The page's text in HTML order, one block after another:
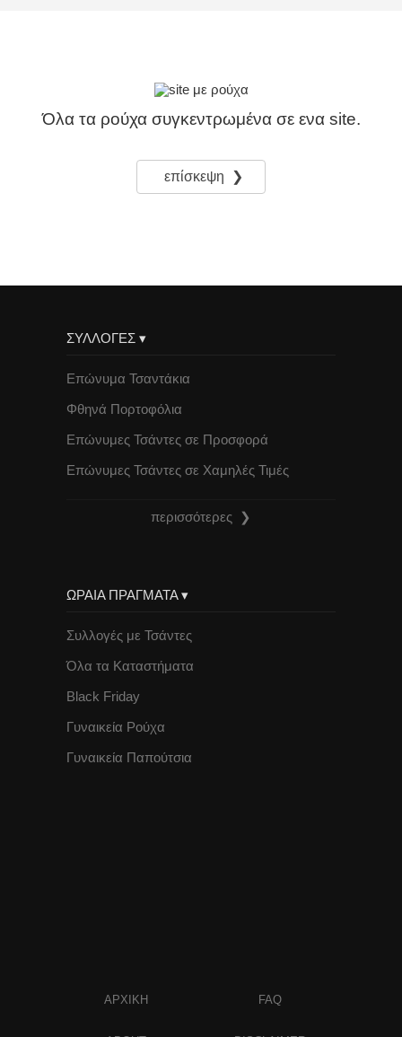
Όλα τα ρούχα συγκεντρωμένα σε ενα site.
επίσκεψη ❯
ΣΥΛΛΟΓΕΣ ▾
Επώνυμα Τσαντάκια
Φθηνά Πορτοφόλια
Επώνυμες Τσάντες σε Προσφορά
Επώνυμες Τσάντες σε Χαμηλές Τιμές
περισσότερες ❯
ΩΡΑΙΑ ΠΡΑΓΜΑΤΑ ▾
Συλλογές με Τσάντες
Όλα τα Καταστήματα
Black Friday
Γυναικεία Ρούχα
Γυναικεία Παπούτσια
ΑΡΧΙΚΗ FAQ